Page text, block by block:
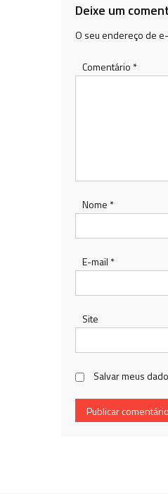
Deixe um
O seu endereço de
Comentário *
Nome *
E-mail *
Site
Salvar meus